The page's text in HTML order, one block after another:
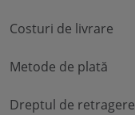
Costuri de livrare
Metode de plată
Dreptul de retragere